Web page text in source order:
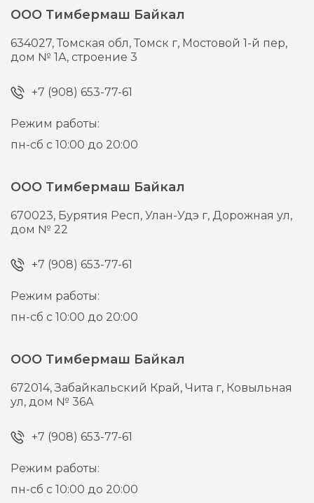
ООО Тимбермаш Байкал
634027,Томская обл, Томск г, Мостовой 1-й пер,
дом № 1А, строение 3
+7 (908) 653-77-61
Режим работы:
пн-сб с 10:00 до 20:00
ООО Тимбермаш Байкал
670023, Бурятия Респ, Улан-Удэ г,Дорожная ул,
дом № 22
+7 (908) 653-77-61
Режим работы:
пн-сб с 10:00 до 20:00
ООО Тимбермаш Байкал
672014,Забайкальский Край, Чита г, Ковыльная
ул, дом № 36А
+7 (908) 653-77-61
Режим работы:
пн-сб с 10:00 до 20:00